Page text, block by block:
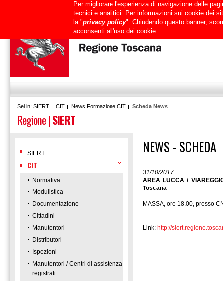
Mappa del sito RTRT Intranet
Sei in: SIERT CIT News Formazione CIT Scheda News
Regione|SIERT
SIERT
CIT
Normativa
Modulistica
Documentazione
Cittadini
Manutentori
Distributori
Ispezioni
Manutentori / Centri di assistenza
registrati
NEWS - SCHEDA
31/10/2017
AREA LUCCA /
Toscana
MASSA, ore 18.00, presso
Link: http://
Per migliorare l'esperienza di navigazione delle
tecnici e analitici. Per informazioni sui cookie dei
la "privacy policy". Chiudendo questo banner,
acconsenti all'uso dei cookie.